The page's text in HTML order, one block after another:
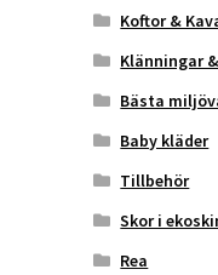
Koftor &
Klänningar
Bästa
Baby kläder
Tillbehör
Skor i
Rea